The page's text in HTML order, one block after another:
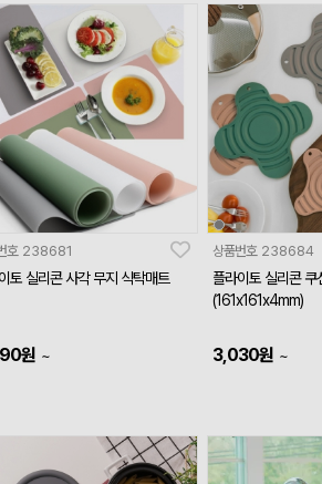
호 238681
토 실리콘 사각 무지 식탁매트
원 ~
상품번호 238684
플라이토 실리콘
(161x161x4mm)
3,030원 ~